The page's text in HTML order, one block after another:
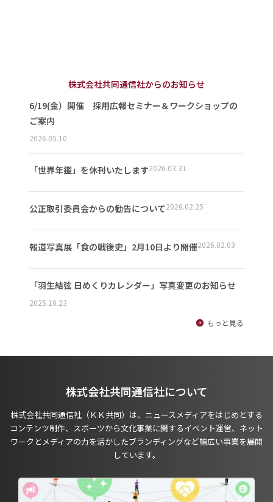
株式会社共同通信社からのお知らせ
6/19(金）開催 採用広報セミナー＆ワークショップの
ご案内
2026.05.10
「世界年鑑」を休刊いたします2026.03.31
公正取引委員会からの勧告について2026.02.25
報道写真展「食の戦後史」2月10日より開催2026.02.03
「羽生結弦 日めくりカレンダー」写真変更のお知らせ
2025.10.23
もっと見る
株式会社共同通信社について
株式会社共同通信社（ＫＫ共同）は、ニュースメディアをはじめとする
コンテンツ制作、スポーツから文化事業に関するイベント運営、ネット
ワークとメディアの力を活かしたブランディングなど幅広い事業を展開
しています。